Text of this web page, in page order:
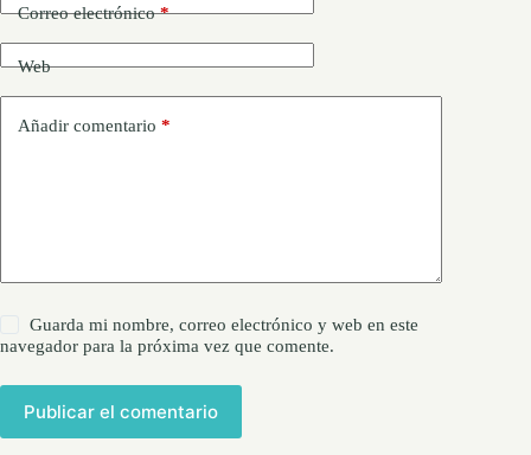
Correo electrónico*
Web
Añadir comentario *
Guarda mi nombre, correo electrónico y web en este
navegador para la próxima vez que comente.
Publicar el comentario